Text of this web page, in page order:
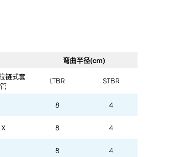
弯曲半径(cm)
链式套
管
LTBR STBR
8 4
X 8 4
8 4